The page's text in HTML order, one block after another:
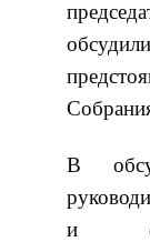
В
и